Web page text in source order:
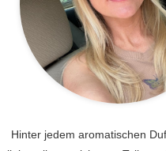
Hinter jedem aromatischen